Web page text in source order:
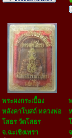
พระผงกระเบื้อง
หลังคาโบสถ์ หลวงพ่อ
โสธร วัดโสธร
จ.ฉะเชิงเทรา